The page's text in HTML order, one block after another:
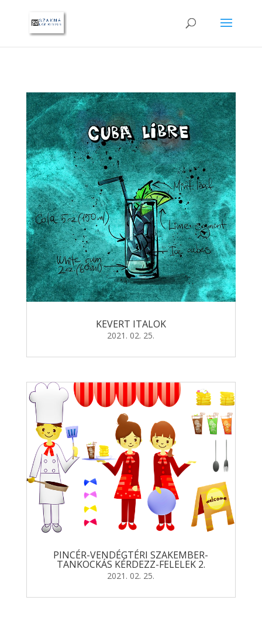
KEVERT ITALOK
2021. 02. 25.
PINCÉR-VENDÉGTÉRI SZAKEMBER-
TANKOCKÁS KÉRDEZZ-FELELEK 2.
2021. 02. 25.